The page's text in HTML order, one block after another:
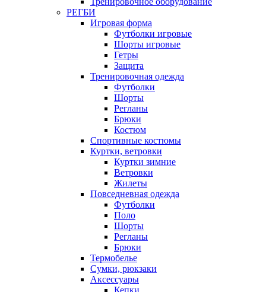
РЕГБИ
Игровая форма
Футболки игровые
Шорты игровые
Гетры
Защита
Тренировочная одежда
Футболки
Шорты
Регланы
Брюки
Костюм
Спортивные костюмы
Куртки, ветровки
Куртки зимние
Ветровки
Жилеты
Повседневная одежда
Футболки
Поло
Шорты
Регланы
Брюки
Термобелье
Сумки, рюкзаки
Аксессуары